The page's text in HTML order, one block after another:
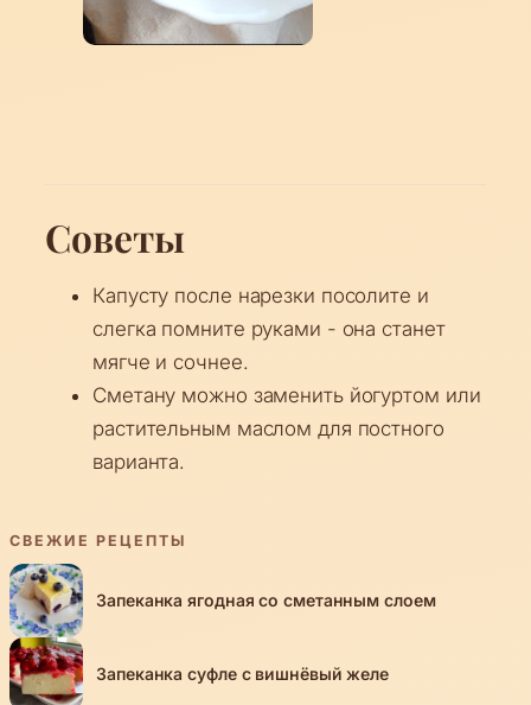
Советы
Капусту после нарезки посолите и
слегка помните руками - она станет
мягче и сочнее.
Сметану можно заменить йогуртом или
растительным маслом для постного
варианта.
СВЕЖИЕ РЕЦЕПТЫ
Запеканка ягодная со сметанным слоем
Запеканка суфле с вишнёвый желе